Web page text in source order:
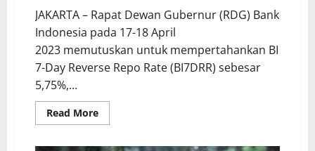
JAKARTA – Rapat Dewan Gubernur (RDG) Bank
Indonesia pada 17-18 April
2023 memutuskan untuk mempertahankan BI
7-Day Reverse Repo Rate (BI7DRR) sebesar
5,75%,...
Read More